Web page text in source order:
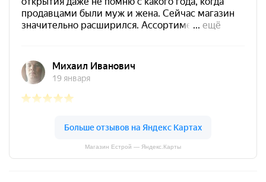
Магазин Естрой — Яндекс.Карты